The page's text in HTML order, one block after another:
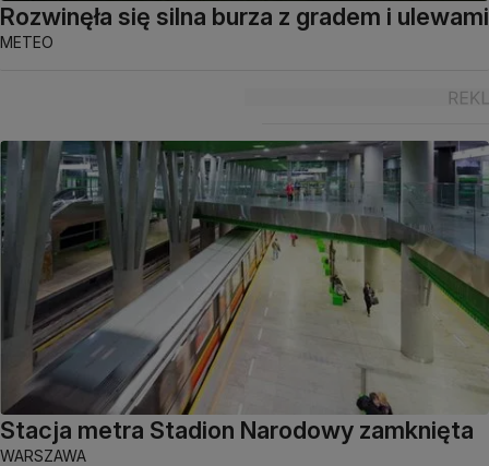
Rozwinęła się silna burza z gradem i ulewami
METEO
Stacja metra Stadion Narodowy zamknięta
WARSZAWA